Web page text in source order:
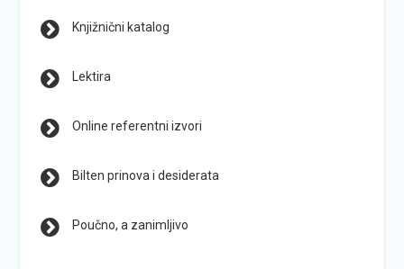
Knjižnični katalog
Lektira
Online referentni izvori
Bilten prinova i desiderata
Poučno, a zanimljivo